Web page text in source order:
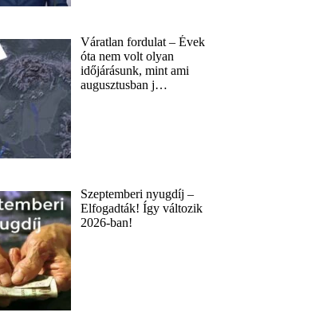
Váratlan fordulat – Évek
óta nem volt olyan
időjárásunk, mint ami
augusztusban j…
Szeptemberi nyugdíj –
Elfogadták! Így változik
2026-ban!